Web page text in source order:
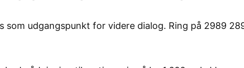
som udgangspunkt for videre dialog. Ring på 2989